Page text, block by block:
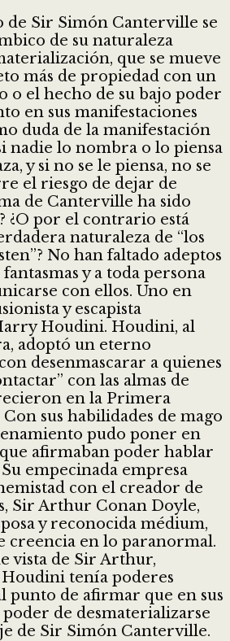
de Sir Simón Canterville se
de su naturaleza
que se mueve
más de propiedad con un
o el hecho de su bajo poder
en sus manifestaciones
duda de la manifestación
nadie lo nombra o lo piensa
y si no se le piensa, no se
el riesgo de dejar de
de Canterville ha sido
¿O por el contrario está
naturaleza de “los
No han faltado adeptos
y a toda persona
con ellos. Uno en
y escapista
Houdini. Houdini, al
adoptó un eterno
desenmascarar a quienes
con las almas de
en la Primera
sus habilidades de mago
pudo poner en
afirmaban poder hablar
empecinada empresa
con el creador de
Sir Arthur Conan Doyle,
y reconocida médium,
creencia en lo paranormal.
vista de Sir Arthur,
tenía poderes
punto de afirmar que en sus
de desmaterializarse
de Sir Simón Canterville.